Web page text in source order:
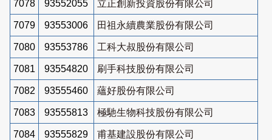
7078 93552055 立正創新投資股份有限公司
7079 93553006 田祖永續農業股份有限公司
7080 93553786 工科大叔股份有限公司
7081 93554820 刷手科技股份有限公司
7082 93555460 蘊好股份有限公司
7083 93555813 極馳生物科技股份有限公司
7084 93555829 甫基建設股份有限公司